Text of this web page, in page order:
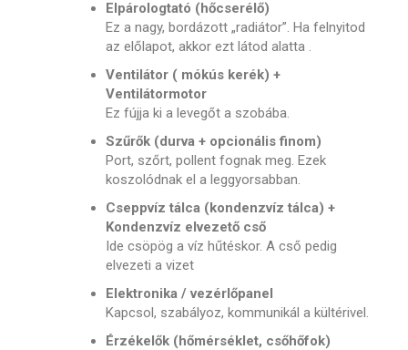
Elpárologtató (hőcserélő)
Ez a nagy, bordázott „radiátor”. Ha felnyitod
az előlapot, akkor ezt látod alatta .
Ventilátor ( mókús kerék) +
Ventilátormotor
Ez fújja ki a levegőt a szobába.
Szűrők (durva + opcionális finom)
Port, szőrt, pollent fognak meg. Ezek
koszolódnak el a leggyorsabban.
Cseppvíz tálca (kondenzvíz tálca) +
Kondenzvíz elvezető cső
Ide csöpög a víz hűtéskor. A cső pedig
elvezeti a vizet
Elektronika / vezérlőpanel
Kapcsol, szabályoz, kommunikál a kültérivel.
Érzékelők (hőmérséklet, csőhőfok)